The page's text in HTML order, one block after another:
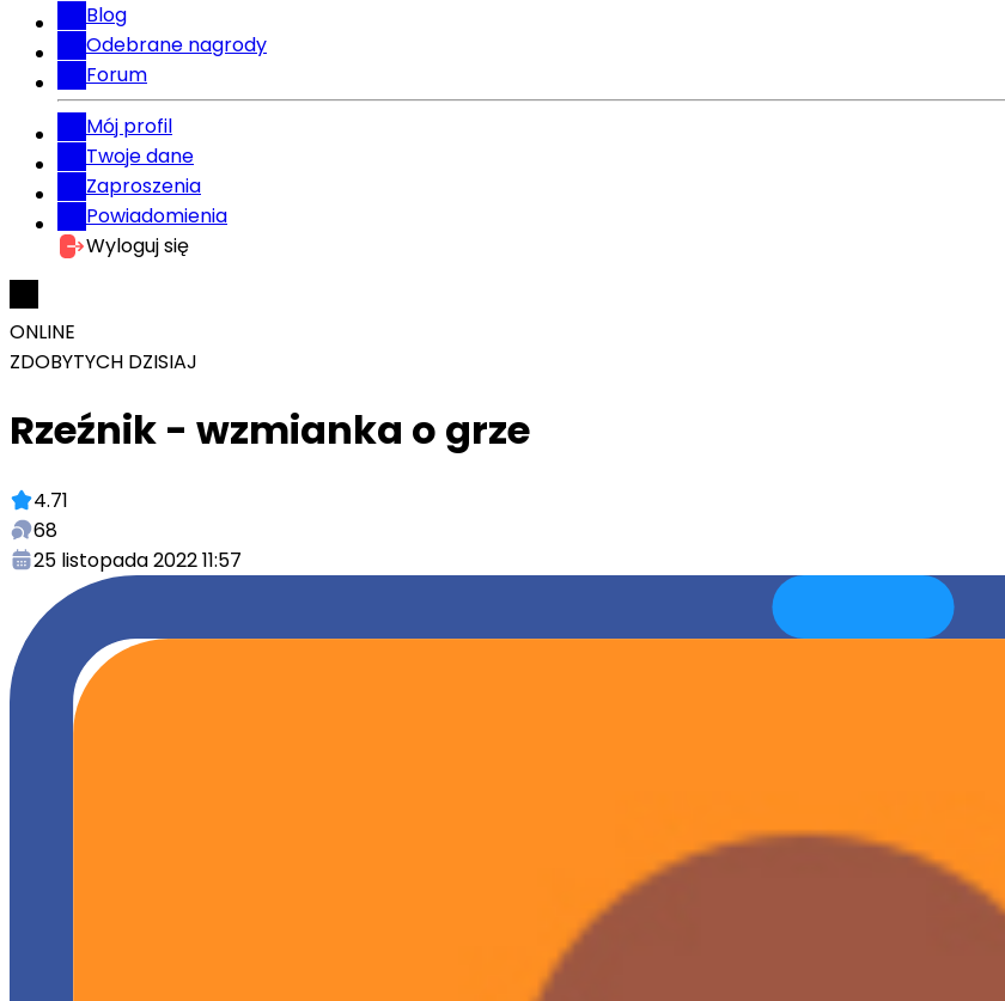
Blog
Odebrane nagrody
Forum
Mój profil
Twoje dane
Zaproszenia
Powiadomienia
Wyloguj się
ONLINE
ZDOBYTYCH DZISIAJ
Rzeźnik - wzmianka o grze
4.71
68
25 listopada 2022 11:57